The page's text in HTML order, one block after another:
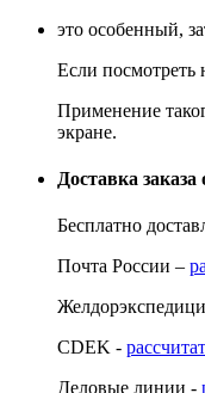
это особенный,
Если посмотреть
Применение
экране.
Доставка
Бесплатно
Почта России –
CDEK -
Деловые линии -